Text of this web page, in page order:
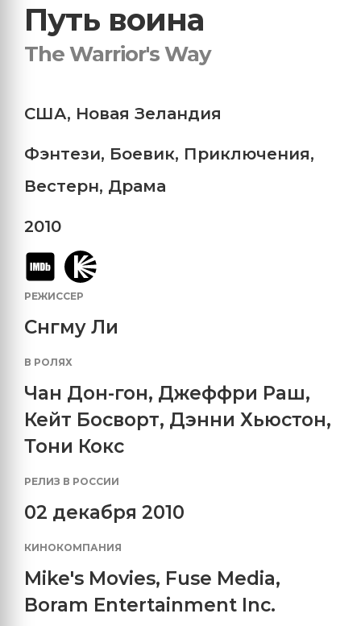
Путь воина
The Warrior's Way
США, Новая Зеландия
Фэнтези, Боевик, Приключения,
Вестерн, Драма
2010
РЕЖИССЕР
Снгму Ли
В РОЛЯХ
Чан Дон-гон, Джеффри Раш,
Кейт Босворт, Дэнни Хьюстон,
Тони Кокс
РЕЛИЗ В РОССИИ
02 декабря 2010
КИНОКОМПАНИЯ
Mike's Movies, Fuse Media,
Boram Entertainment Inc.